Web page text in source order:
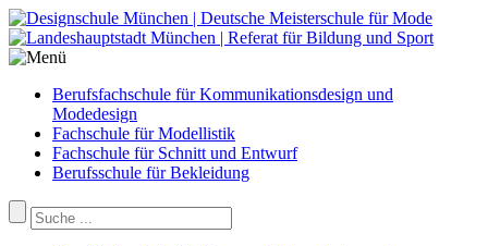
Berufsfachschule für Kommunikationsdesign und
Modedesign
Fachschule für Modellistik
Fachschule für Schnitt und Entwurf
Berufsschule für Bekleidung